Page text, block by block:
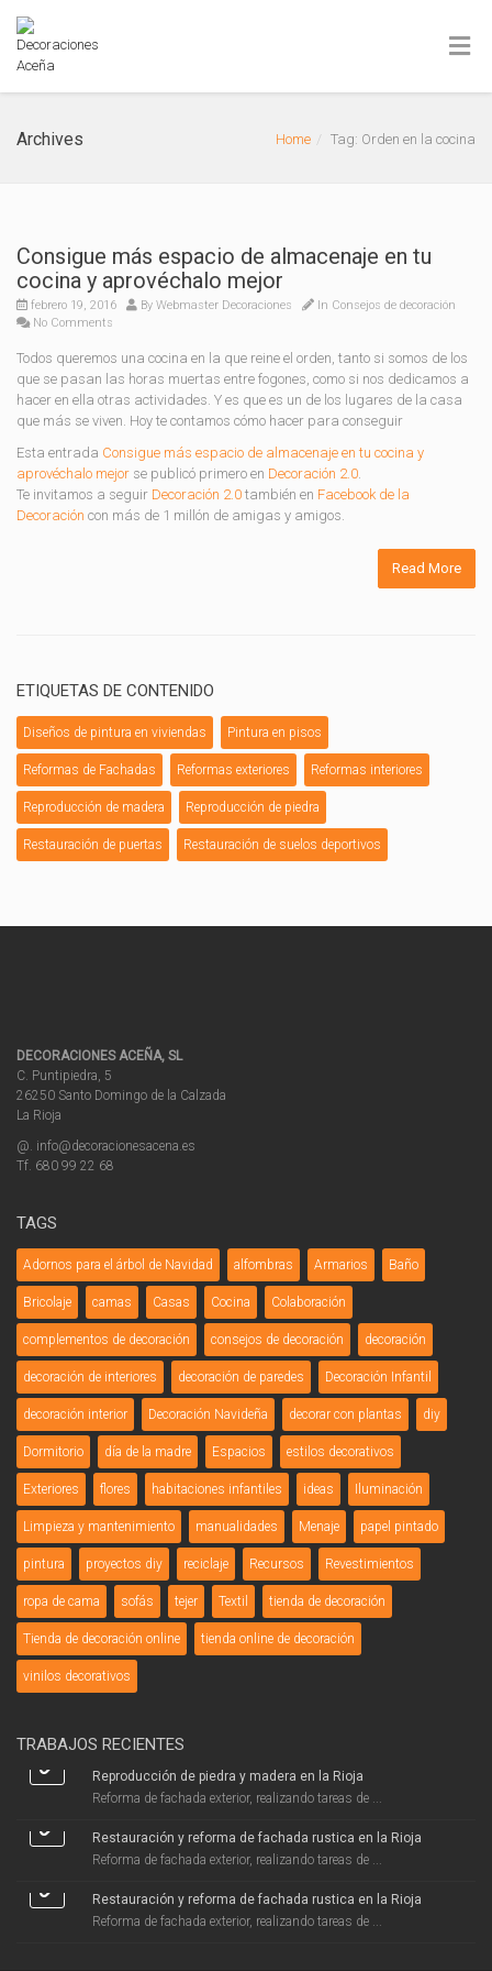
Archives Home Tag: Orden en la cocina
Consigue más espacio de almacenaje en tu
cocina y aprovéchalo mejor
febrero 19, 2016 By Webmaster Decoraciones In Consejos de decoración
No Comments
Todos queremos una cocina en la que reine el orden, tanto si somos de los
que se pasan las horas muertas entre fogones, como si nos dedicamos a
hacer en ella otras actividades. Y es que es un de los lugares de la casa
que más se viven. Hoy te contamos cómo hacer para conseguir
Esta entrada Consigue más espacio de almacenaje en tu cocina y
aprovéchalo mejor se publicó primero en Decoración 2.0.
Te invitamos a seguir Decoración 2.0 también en Facebook de la
Decoración con más de 1 millón de amigas y amigos.
Read More
ETIQUETAS DE CONTENIDO
Diseños de pintura en viviendas Pintura en pisos
Reformas de Fachadas Reformas exteriores Reformas interiores
Reproducción de madera Reproducción de piedra
Restauración de puertas Restauración de suelos deportivos
DECORACIONES ACEÑA, SL
C. Puntipiedra, 5
26250 Santo Domingo de la Calzada
La Rioja
@. info@decoracionesacena.es
Tf. 680 99 22 68
TAGS
Adornos para el árbol de Navidad alfombras Armarios Baño
Bricolaje camas Casas Cocina Colaboración
complementos de decoración consejos de decoración decoración
decoración de interiores decoración de paredes Decoración Infantil
decoración interior Decoración Navideña decorar con plantas diy
Dormitorio día de la madre Espacios estilos decorativos
Exteriores flores habitaciones infantiles ideas Iluminación
Limpieza y mantenimiento manualidades Menaje papel pintado
pintura proyectos diy reciclaje Recursos Revestimientos
ropa de cama sofás tejer Textil tienda de decoración
Tienda de decoración online tienda online de decoración
vinilos decorativos
TRABAJOS RECIENTES
Reproducción de piedra y madera en la Rioja
Reforma de fachada exterior, realizando tareas de ...
Restauración y reforma de fachada rustica en la Rioja
Reforma de fachada exterior, realizando tareas de ...
Restauración y reforma de fachada rustica en la Rioja
Reforma de fachada exterior, realizando tareas de ...